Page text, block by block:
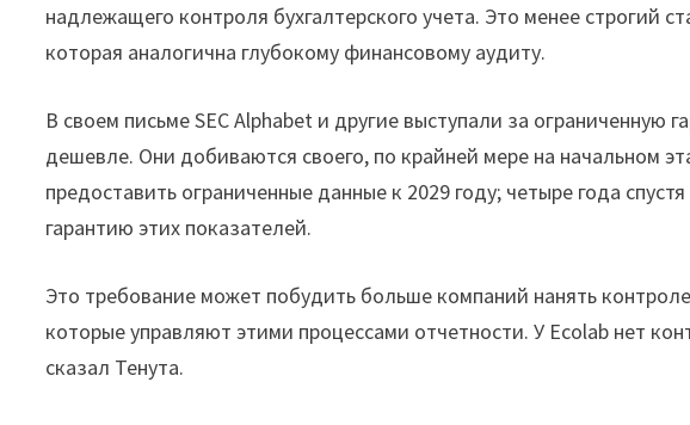
надлежащего контроля бухгалтерского учета. Это менее строгий
которая аналогична глубокому финансовому аудиту.
В своем письме SEC Alphabet и другие выступали за ограниченную
дешевле. Они добиваются своего, по крайней мере на начальном
предоставить ограниченные данные к 2029 году; четыре года
гарантию этих показателей.
Это требование может побудить больше компаний нанять
которые управляют этими процессами отчетности. У Ecolab нет
сказал Тенута.